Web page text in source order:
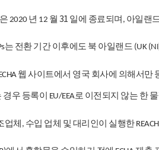
2020 년 12 월 31 일에 종료되며 , 아일랜드
는 전환 기간 이후에도 북 아일랜드 (UK
ECHA 웹 사이트에서 영국 회사에 의해서만
경우 등록이 EU/EEA로 이전되지 않는 한
업체 , 수입 업체 및 대리인이 실행한REACH